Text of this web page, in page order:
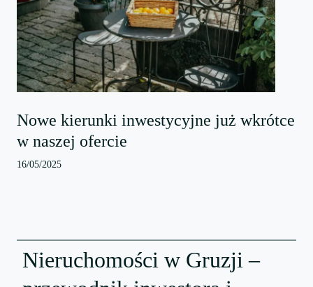
Nowe kierunki inwestycyjne już wkrótce
w naszej ofercie
16/05/2025
Nieruchomości w Gruzji –